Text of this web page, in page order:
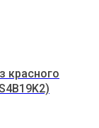
красного